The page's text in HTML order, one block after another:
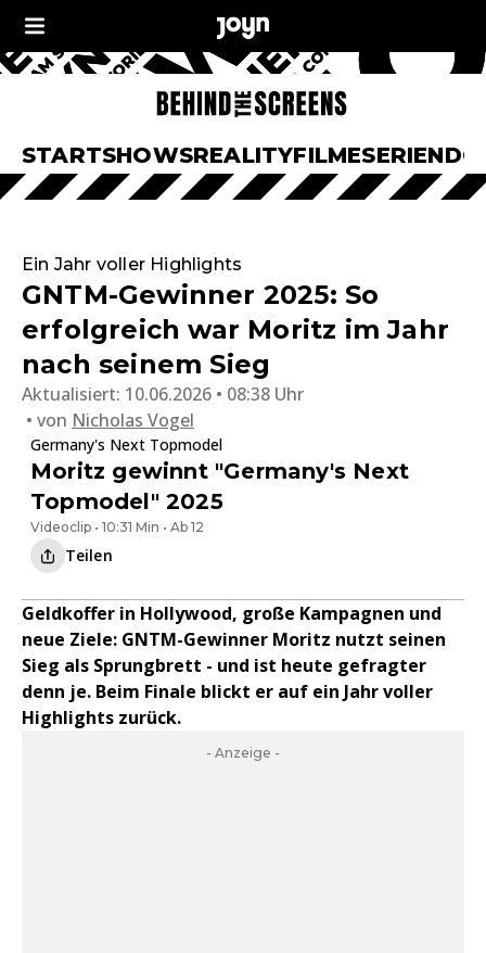
STARTSHOWSREALITYFILMESERIEN
Ein Jahr voller Highlights
GNTM-Gewinner 2025: So
erfolgreich war Moritz im Jahr
nach seinem Sieg
Aktualisiert: 10.06.2026 • 08:38 Uhr
von Nicholas Vogel
Germany's Next Topmodel
Moritz gewinnt "Germany's Next
Topmodel" 2025
Videoclip • 10:31 Min • Ab 12
Teilen
Geldkoffer in Hollywood, große Kampagnen und
neue Ziele: GNTM-Gewinner Moritz nutzt seinen
Sieg als Sprungbrett - und ist heute gefragter
denn je. Beim Finale blickt er auf ein Jahr voller
Highlights zurück.
- Anzeige -